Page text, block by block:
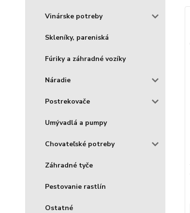
Vinárske potreby
Skleníky, pareniská
Fúriky a záhradné vozíky
Náradie
Postrekovače
Umývadlá a pumpy
Chovateľské potreby
Záhradné tyče
Pestovanie rastlín
Ostatné